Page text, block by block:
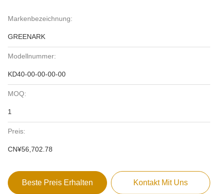
Markenbezeichnung:
GREENARK
Modellnummer:
KD40-00-00-00-00
MOQ:
1
Preis:
CN¥56,702.78
Beste Preis Erhalten Kontakt Mit Uns